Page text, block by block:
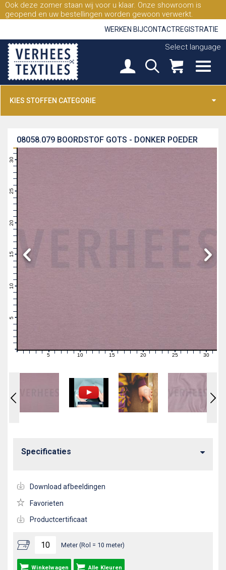
Ook deze zomer staan wij voor u klaar. Onze showroom is
geopend en uw bestellingen worden gewoon verwerkt.
WERKEN BIJCONTACTREGISTRATIE
Select language
KIES STOFFEN CATEGORIE
BOORDSTOF GOTS - DONKER POEDER
08058.079
11
16
21
26
1 2 3 4 6 7 89 11121314 16171819 21222324 26272829 31
Meter (Rol = 10 meter)
Winkelwagen Alle Kleuren
Specificaties
Download afbeeldingen
Favorieten
Productcertificaat